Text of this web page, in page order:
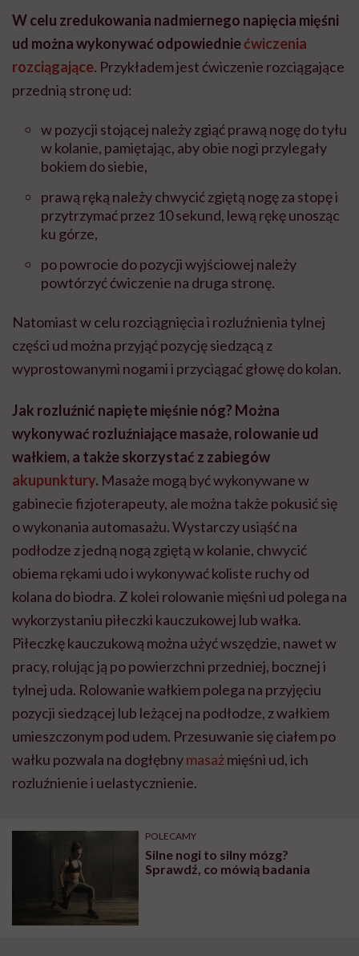
W celu zredukowania nadmiernego napięcia mięśni
ud można wykonywać odpowiedniećwiczenia
rozciągające. Przykładem jest ćwiczenie rozciągające
przednią stronę ud:
w pozycji stojącej należy zgiąć prawą nogę do tyłu
w kolanie, pamiętając, aby obie nogi przylegały
bokiem do siebie,
prawą ręką należy chwycić zgiętą nogę za stopę i
przytrzymać przez 10 sekund, lewą rękę unosząc
ku górze,
po powrocie do pozycji wyjściowej należy
powtórzyć ćwiczenie na druga stronę.
Natomiast w celu rozciągnięcia i rozluźnienia tylnej
części ud można przyjąć pozycję siedzącą z
wyprostowanymi nogami i przyciągać głowę do kolan.
Jak rozluźnić napięte mięśnie nóg? Można
wykonywać rozluźniające masaże, rolowanie ud
wałkiem, a także skorzystać z zabiegów
akupunktury. Masaże mogą być wykonywane w
gabinecie fizjoterapeuty, ale można także pokusić się
o wykonania automasażu. Wystarczy usiąść na
podłodze z jedną nogą zgiętą w kolanie, chwycić
obiema rękami udo i wykonywać koliste ruchy od
kolana do biodra. Z kolei rolowanie mięśni ud polega na
wykorzystaniu piłeczki kauczukowej lub wałka.
Piłeczkę kauczukową można użyć wszędzie, nawet w
pracy, rolując ją po powierzchni przedniej, bocznej i
tylnej uda. Rolowanie wałkiem polega na przyjęciu
pozycji siedzącej lub leżącej na podłodze, z wałkiem
umieszczonym pod udem. Przesuwanie się ciałem po
wałku pozwala na dogłębnymasażmięśni ud, ich
rozluźnienie i uelastycznienie.
POLECAMY
Silne nogi to silny mózg?
Sprawdź, co mówią badania